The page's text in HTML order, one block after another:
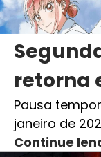
retorna
Pausa
janeiro de
Continue